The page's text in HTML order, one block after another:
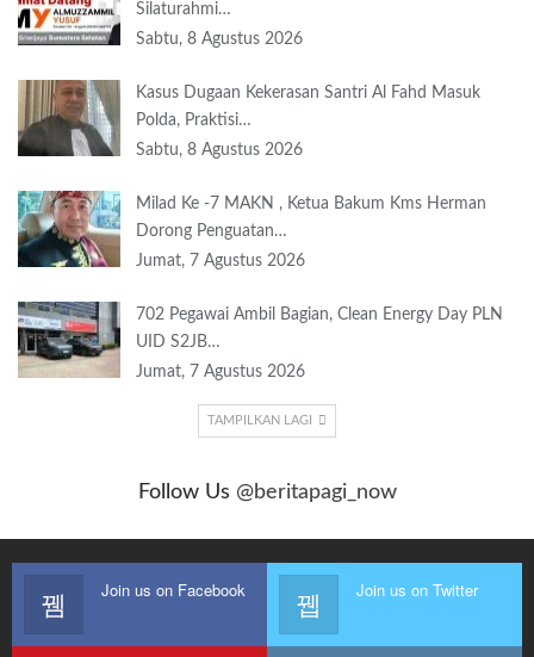
Silaturahmi…
Sabtu, 8 Agustus 2026
Kasus Dugaan Kekerasan Santri Al Fahd Masuk
Polda, Praktisi…
Sabtu, 8 Agustus 2026
Milad Ke -7 MAKN , Ketua Bakum Kms Herman
Dorong Penguatan…
Jumat, 7 Agustus 2026
702 Pegawai Ambil Bagian, Clean Energy Day PLN
UID S2JB…
Jumat, 7 Agustus 2026
TAMPILKAN LAGI
Follow Us @beritapagi_now
Join us on Facebook Join us on Twitter